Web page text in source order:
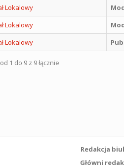
Lokalowy
Lokalowy
Lokalowy
1 do 9 z 9 łącznie
Redakcja
Główni